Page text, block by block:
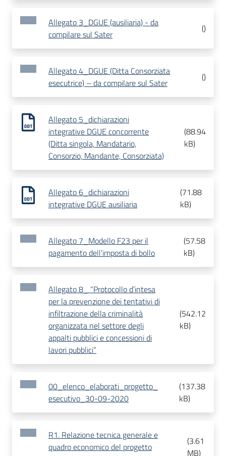
Allegato 3_DGUE (ausiliaria) - da
compilare sul Sater
()
Allegato 4_DGUE (Ditta Consorziata
esecutrice) – da compilare sul Sater
()
Allegato 5_dichiarazioni
integrative DGUE concorrente
(Ditta singola, Mandatario,
Consorzio, Mandante, Consorziata)
(88.94
kB)
Allegato 6_dichiarazioni
integrative DGUE ausiliaria
(71.88
kB)
Allegato 7_Modello F23 per il
pagamento dell’imposta di bollo
(57.58
kB)
Allegato 8_ “Protocollo d’intesa
per la prevenzione dei tentativi di
infiltrazione della criminalità
organizzata nel settore degli
appalti pubblici e concessioni di
lavori pubblici”
(542.12
kB)
00_elenco_elaborati_progetto_
esecutivo_30-09-2020
(137.38
kB)
R1. Relazione tecnica generale e
quadro economico del progetto
(3.61
MB)